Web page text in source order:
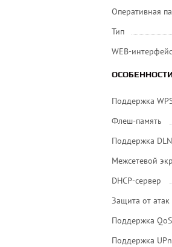
Оперативная
Тип
WEB-
Поддержка
Флеш-память
Поддержка
Межсетевой
DHCP-сервер
Защита от
Поддержка QoS
Поддержка